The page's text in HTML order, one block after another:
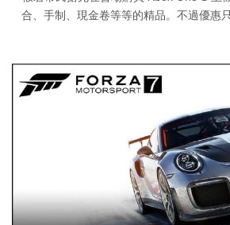
合、手制、現金卷等等的精品。不過優惠